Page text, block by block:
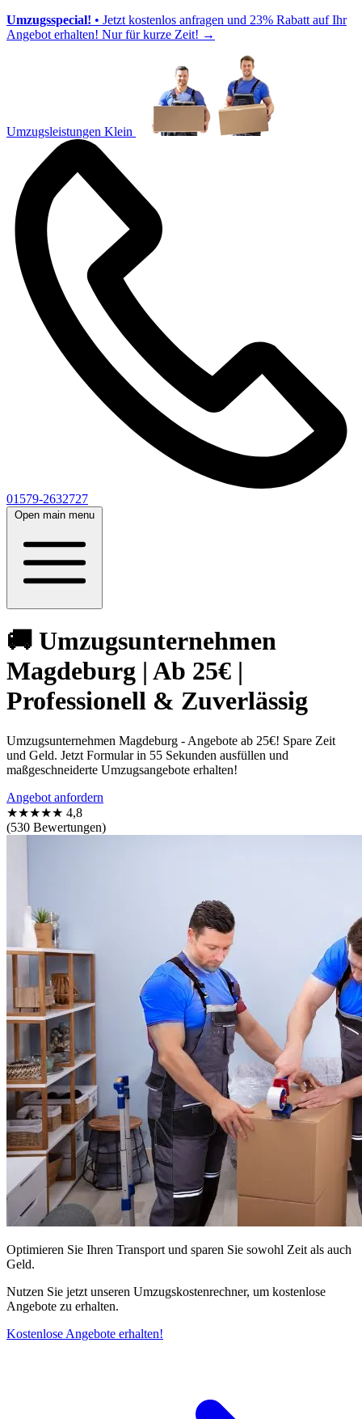
Umzugsspecial! • Jetzt kostenlos anfragen und 23% Rabatt auf Ihr
Angebot erhalten! Nur für kurze Zeit! →
Umzugsleistungen Klein
01579-2632727
Open main menu
🚚 Umzugsunternehmen
Magdeburg | Ab 25€ |
Professionell & Zuverlässig
Umzugsunternehmen Magdeburg - Angebote ab 25€! Spare Zeit
und Geld. Jetzt Formular in 55 Sekunden ausfüllen und
maßgeschneiderte Umzugsangebote erhalten!
Angebot anfordern
★★★★★ 4,8
(530 Bewertungen)
Optimieren Sie Ihren Transport und sparen Sie sowohl Zeit als auch
Geld.
Nutzen Sie jetzt unseren Umzugskostenrechner, um kostenlose
Angebote zu erhalten.
Kostenlose Angebote erhalten!